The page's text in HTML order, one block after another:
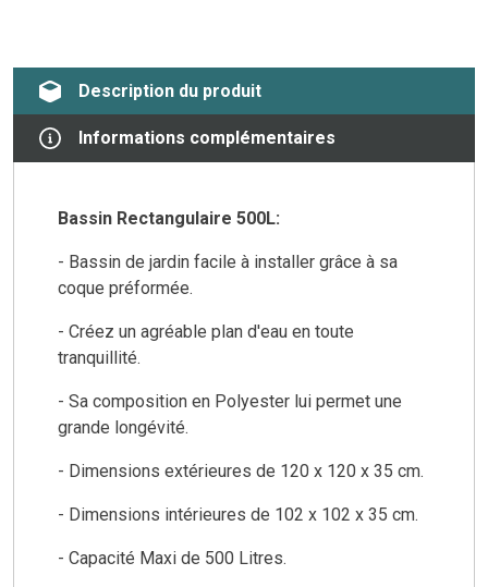
Description du produit
Informations complémentaires
Bassin Rectangulaire 500L:
- Bassin de jardin facile à installer grâce à sa
coque préformée.
- Créez un agréable plan d'eau en toute
tranquillité.
- Sa composition en Polyester lui permet une
grande longévité.
- Dimensions extérieures de 120 x 120 x 35 cm.
- Dimensions intérieures de 102 x 102 x 35 cm.
- Capacité Maxi de 500 Litres.